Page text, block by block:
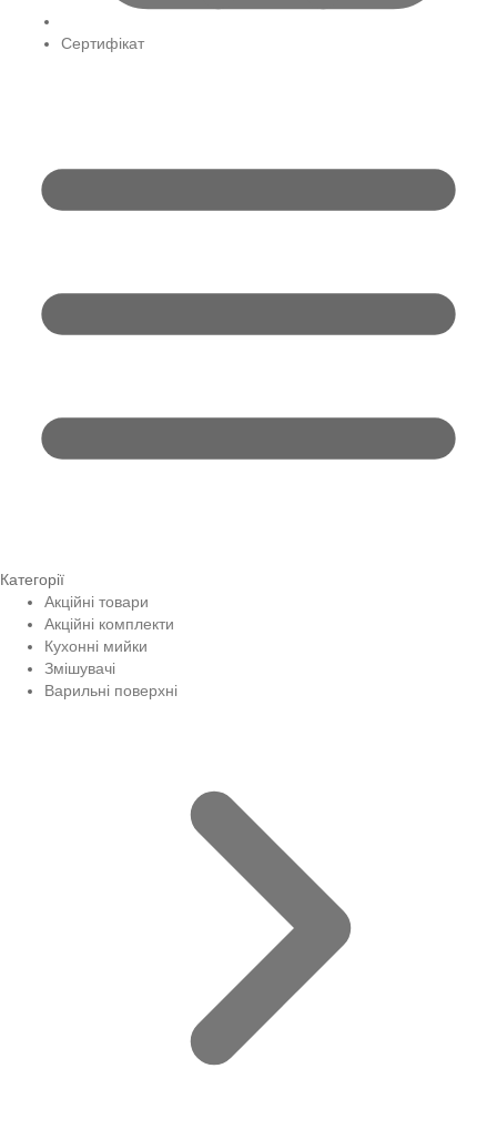
Сертифікат
Категорії
Акційні товари
Акційні комплекти
Кухонні мийки
Змішувачі
Варильні поверхні